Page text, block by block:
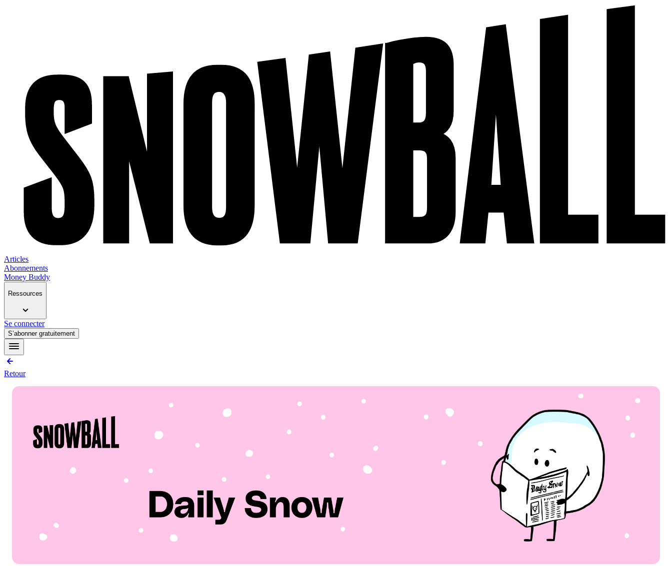
Articles
Abonnements
Money Buddy
Ressources
Se connecter
S’abonner gratuitement
Retour